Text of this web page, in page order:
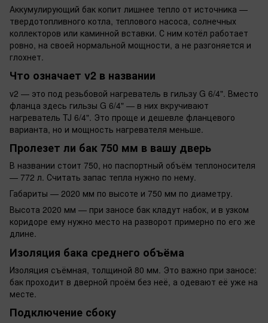
Аккумулирующий бак копит лишнее тепло от источника —
твердотопливного котла, теплового насоса, солнечных
коллекторов или каминной вставки. С ним котёл работает
ровно, на своей нормальной мощности, а не разгоняется и
глохнет.
Что означает v2 в названии
v2 — это под резьбовой нагреватель в гильзу G 6/4". Вместо
фланца здесь гильзы G 6/4" — в них вкручивают
нагреватель TJ 6/4". Это проще и дешевле фланцевого
варианта, но и мощность нагревателя меньше.
Пролезет ли бак 750 мм в вашу дверь
В названии стоит 750, но паспортный объём теплоносителя
— 772 л. Считать запас тепла нужно по нему.
Габариты — 2020 мм по высоте и 750 мм по диаметру.
Высота 2020 мм — при заносе бак кладут набок, и в узком
коридоре ему нужно место на разворот примерно по его же
длине.
Изоляция бака среднего объёма
Изоляция съёмная, толщиной 80 мм. Это важно при заносе:
бак проходит в дверной проём без неё, а одевают её уже на
месте.
Подключение сбоку